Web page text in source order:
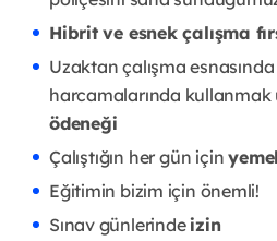
Hibrit ve esnek çalışma
Uzaktan çalışma
harcamalarında kullanmak
ödeneği
Çalıştığın her gün içiny
Eğitimin bizim için önemli!
Sınav günlerindeizin